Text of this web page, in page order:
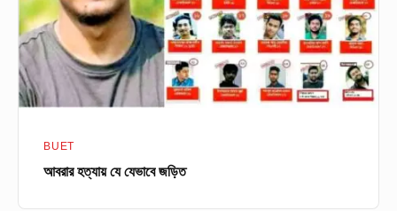
BUET
আবরার হত্যায় যে যেভাবে জড়িত